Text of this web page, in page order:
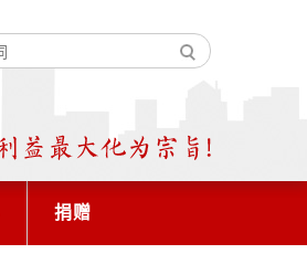
捐赠